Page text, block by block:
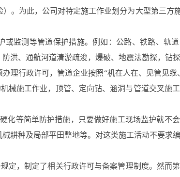
。为此，公司对特定施工作业划分为大型第三方施
监测等管道保护措施。例如：公路、铁路、轨
洪、通航河道清淤疏浚，爆破、地震法勘探，钻探
理行政许可，管道企业按照“机在人在、见管见缆
械施工作业，顶管、定向钻、涵洞与管道交叉施
化等简单防护措施，只要做好施工现场监护就不
耕种及局部平田整地等。对这类施工活动不要求
定，制定了相关行政许可与备案管理制度。然而